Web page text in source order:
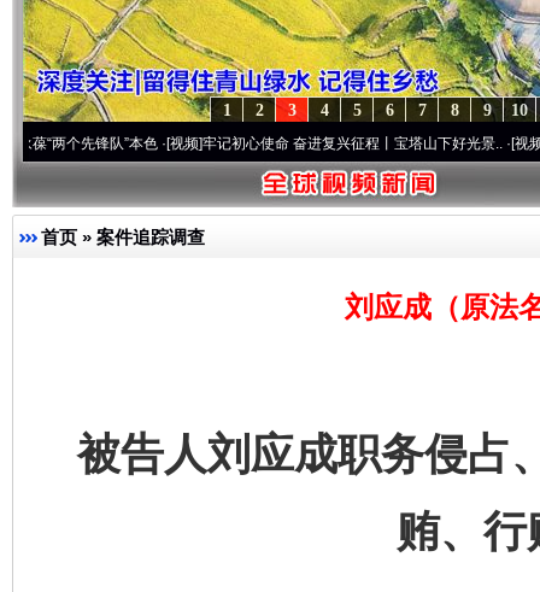
10
9
8
7
6
5
4
3
2
1
先锋队”本色·[视频]牢记初心使命 奋进复兴征程丨宝塔山下好光景..·[视频]因党而生
首页 » 案件追踪调查
刘应成（原法
被告人刘应成职务侵占
贿、